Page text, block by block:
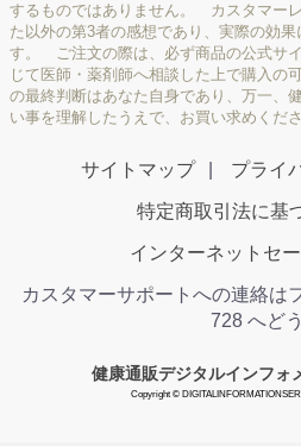
するものではありません。 カスタマー
た以外の第3者の感想であり、実際の効
す。 ご注文の際は、必ず商品の公式サ
じて医師・薬剤師へ相談した上で購入
の最終判断はあなた自身であり、万一、
い事を理解したうえで、お買い求めくだ
サイトマップ プライ
特定商取引法に基
インターネットセ
カスタマーサポートへの連絡は
728 へど
健康通販デジタルインフォ
Copyright ©